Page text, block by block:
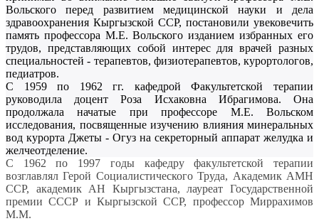
Вольского перед развитием медицинской науки и дела
здравоохранения Кыргызской ССР, постановили увековечить
память профессора М.Е. Вольского изданием избранных его
трудов, представляющих собой интерес для врачей разных
специальностей - терапевтов, физиотерапевтов, курортологов,
педиатров.
С 1959 по 1962 гг. кафедрой Факультетской терапии
руководила доцент Роза Исхаковна Ибрагимова. Она
продолжала начатые при профессоре М.Е. Вольском
исследования, посвященные изучению влияния минеральных
вод курорта Джеты - Огуз на секреторный аппарат желудка и
желчеотделение.
C 1962 по 1997 годы кафедру факультетской терапии
возглавлял Герой Социалистического Труда, Академик АМН
ССР, академик АН Кыргызстана, лауреат Государственной
премии СССР и Кыргызской ССР, профессор Миррахимов
М.М.